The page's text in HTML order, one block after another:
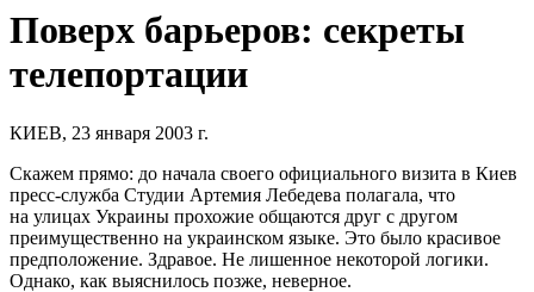
Поверх барьеров: секреты
телепортации
КИЕВ, 23 января 2003 г.
Скажем прямо: до начала своего официального визита в Киев
пресс-служба Студии Артемия Лебедева полагала, что
на улицах Украины прохожие общаются друг с другом
преимущественно на украинском языке. Это было красивое
предположение. Здравое. Не лишенное некоторой логики.
Однако, как выяснилось позже, неверное.